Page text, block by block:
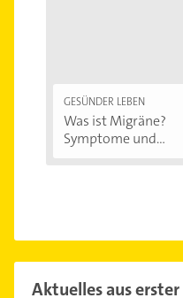
GESÜNDER LEBEN
Was ist Migräne?
Symptome und...
Aktuelles aus